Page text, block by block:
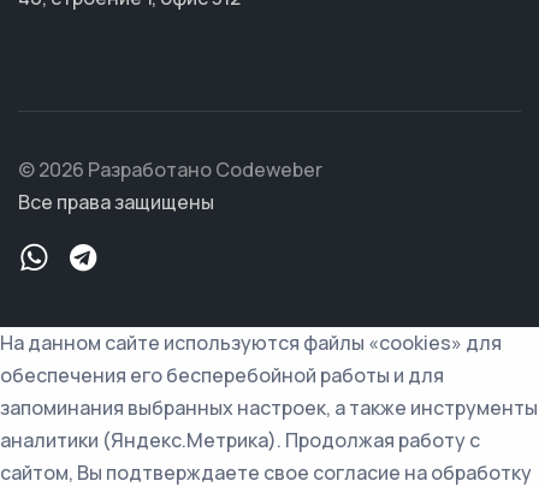
© 2026 Разработано Codeweber
Все права защищены
На данном сайте используются файлы «cookies» для
обеспечения его бесперебойной работы и для
запоминания выбранных настроек, а также инструменты
аналитики (Яндекс.Метрика). Продолжая работу с
сайтом, Вы подтверждаете свое согласие на обработку